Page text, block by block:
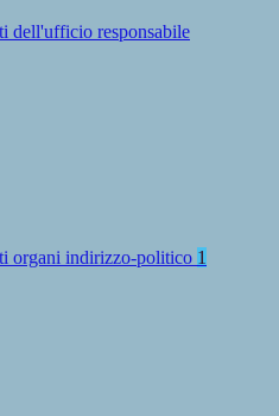
dell'ufficio responsabile
organi indirizzo-politico 1